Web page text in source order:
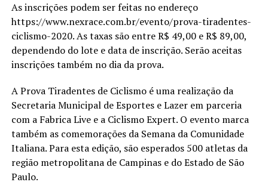
As inscrições podem ser feitas no endereço
https://www.nexrace.com.br/evento/prova-tiradentes-
ciclismo-2020. As taxas são entre R$ 49,00 e R$ 89,00,
dependendo do lote e data de inscrição. Serão aceitas
inscrições também no dia da prova.
A Prova Tiradentes de Ciclismo é uma realização da
Secretaria Municipal de Esportes e Lazer em parceria
com a Fabrica Live e a Ciclismo Expert. O evento marca
também as comemorações da Semana da Comunidade
Italiana. Para esta edição, são esperados 500 atletas da
região metropolitana de Campinas e do Estado de São
Paulo.